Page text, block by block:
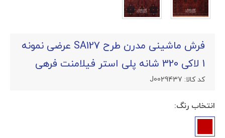
فرش ماشینی مدرن طرح SA127 عرضی نمونه
1 لاکی 320 شانه پلی استر فیلامنت فرهی
کد کالا: J0029437
انتخاب رنگ: